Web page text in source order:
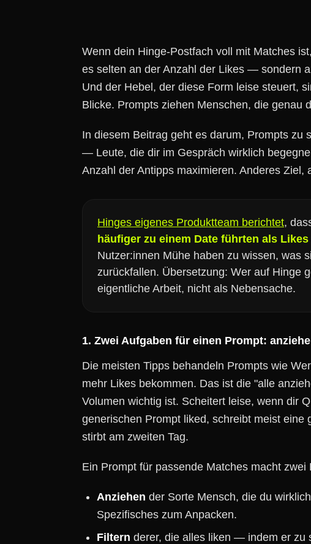
Wenn dein Hinge-Postfach voll mit Matches
es selten an der Anzahl der Likes — sondern
Und der Hebel, der diese Form leise steuert,
Blicke. Prompts ziehen Menschen, die genau
In diesem Beitrag geht es darum, Prompts zu
— Leute, die dir im Gespräch wirklich
Anzahl der Antipps maximieren. Anderes Ziel,
Hinges eigenes Produktteam berichtet,
häufiger zu einem Date führten als
Nutzer:innen Mühe haben zu wissen, was
zurückfallen. Übersetzung: Wer auf Hinge
eigentliche Arbeit, nicht als Nebensache.
1. Zwei Aufgaben für einen Prompt:
Die meisten Tipps behandeln Prompts wie
mehr Likes bekommen. Das ist die "alle
Volumen wichtig ist. Scheitert leise, wenn dir
generischen Prompt liked, schreibt meist eine
stirbt am zweiten Tag.
Ein Prompt für passende Matches macht zwei
Anziehen der Sorte Mensch, die du
Spezifisches zum Anpacken.
Filtern derer, die alles liken — indem er zu